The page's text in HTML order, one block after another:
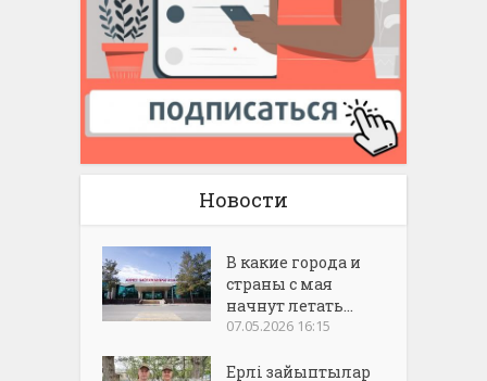
Новости
В какие города и
страны с мая
начнут летать...
07.05.2026 16:15
Ерлі зайыптылар